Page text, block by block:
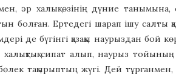
әр халық өзінің дүние танымына,
болған. Ертедегі шарап ішу салты
де бүгінгі қазақы наурыздан бой
сипат алып, наурыз тойының
тақырыптың жүгі. Дей